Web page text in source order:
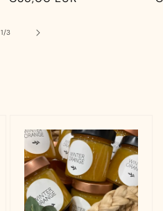
1/
von
3